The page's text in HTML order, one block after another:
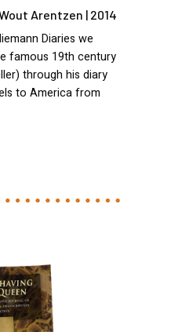
Arentzen | 2014
Diaries we
famous 19th century
through his diary
to America from